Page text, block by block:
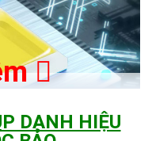
DANH HIỆU